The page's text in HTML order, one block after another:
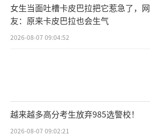
女生当面吐槽卡皮巴拉把它惹急了，网
友：原来卡皮巴拉也会生气
2026-08-07 09:04:52
越来越多高分考生放弃985选警校！
2026-08-07 09:02:21